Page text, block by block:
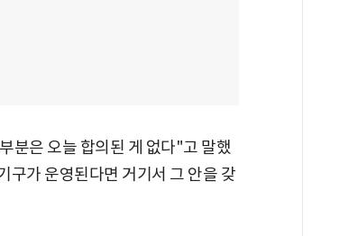
분은 오늘 합의된 게 없다"고 말했
구가 운영된다면 거기서 그 안을 갖